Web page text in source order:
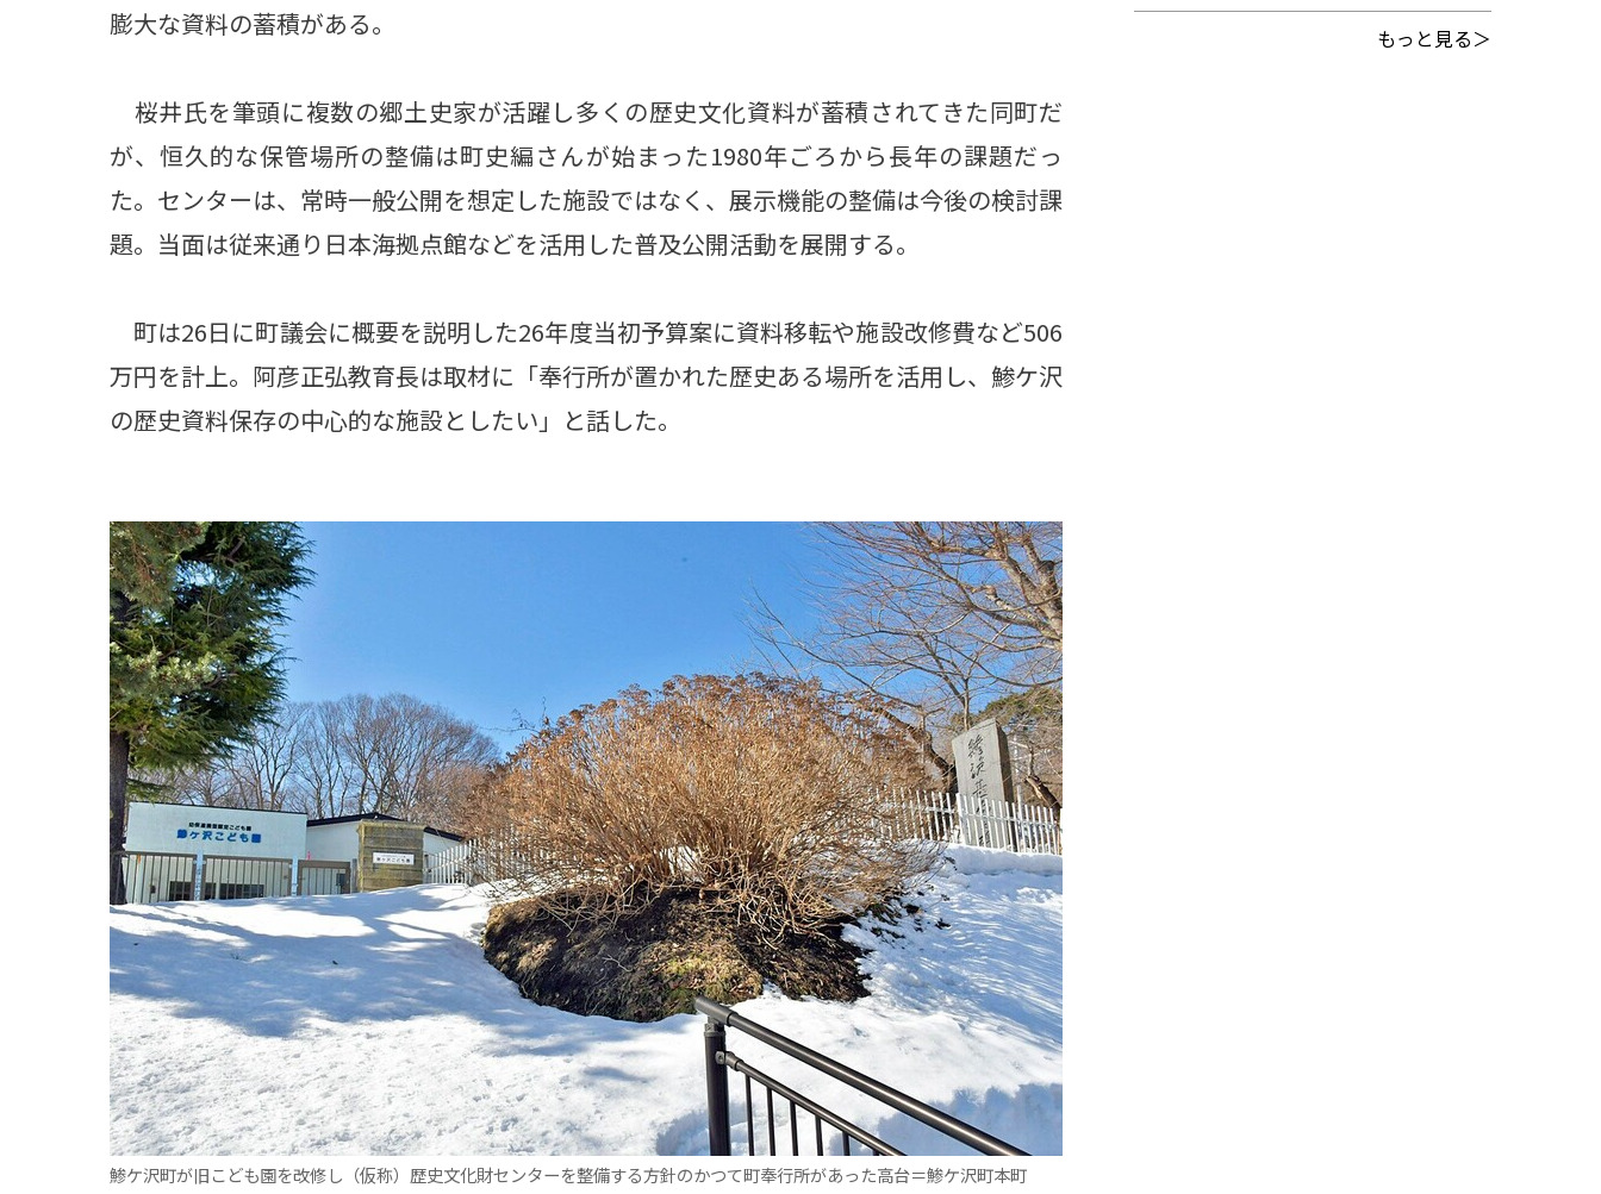
膨大な資料の蓄積がある。
桜井氏を筆頭に複数の郷土史家が活躍し多くの歴史文化資料が蓄積されてきた同町だ
が、恒久的な保管場所の整備は町史編さんが始まった1980年ごろから長年の課題だっ
た。センターは、常時一般公開を想定した施設ではなく、展示機能の整備は今後の検討課
題。当面は従来通り日本海拠点館などを活用した普及公開活動を展開する。
町は26日に町議会に概要を説明した26年度当初予算案に資料移転や施設改修費など506
万円を計上。阿彦正弘教育長は取材に「奉行所が置かれた歴史ある場所を活用し、鯵ケ沢
の歴史資料保存の中心的な施設としたい」と話した。
鯵ケ沢町が旧こども園を改修し（仮称）歴史文化財センターを整備する方針のかつて町奉行所があった高台＝鯵ケ沢町本町
もっと見る＞